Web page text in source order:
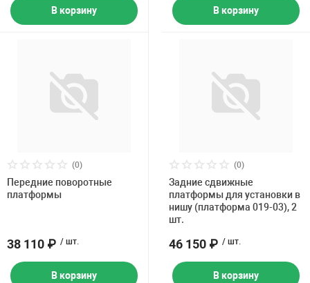
В корзину В корзину
(0)
Передние поворотные
платформы
38 110 ₽ / шт.
В корзину
(0)
Задние сдвижные
платформы для установки в
нишу (платформа 019-03), 2
шт.
46 150 ₽ / шт.
В корзину